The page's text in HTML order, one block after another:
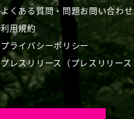
よくある質問・問題お問い合わせ
利用規約
プライバシーポリシー
プレスリリース（プレスリリース